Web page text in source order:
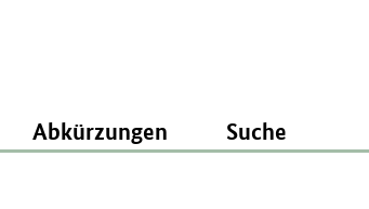
Abkürzungen Suche